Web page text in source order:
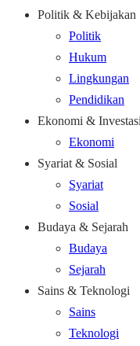
Politik & Kebijakan
Politik
Hukum
Lingkungan
Pendidikan
Ekonomi & Investasi
Ekonomi
Syariat & Sosial
Syariat
Sosial
Budaya & Sejarah
Budaya
Sejarah
Sains & Teknologi
Sains
Teknologi